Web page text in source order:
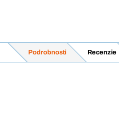
Podrobnosti Recenzie